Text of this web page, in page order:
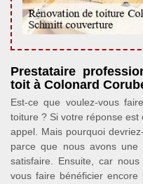
Prestataire
toit à Colonard
Est-ce que voulez-vous
toiture ? Si votre réponse
appel. Mais pourquoi
parce que nous avons une
satisfaire. Ensuite, car
vous faire bénéficier